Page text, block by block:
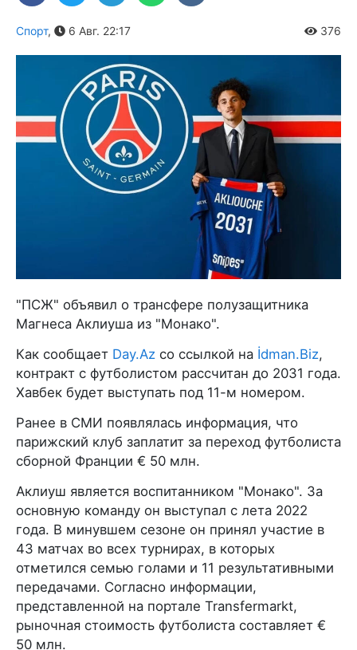
Спорт, 6 Авг. 22:17 376
"ПСЖ" объявил о трансфере полузащитника
Магнеса Аклиуша из "Монако".
Как сообщает Day.Az со ссылкой на İdman.Biz,
контракт с футболистом рассчитан до 2031 года.
Хавбек будет выступать под 11-м номером.
Ранее в СМИ появлялась информация, что
парижский клуб заплатит за переход футболиста
сборной Франции € 50 млн.
Аклиуш является воспитанником "Монако". За
основную команду он выступал с лета 2022
года. В минувшем сезоне он принял участие в
43 матчах во всех турнирах, в которых
отметился семью голами и 11 результативными
передачами. Согласно информации,
представленной на портале Transfermarkt,
рыночная стоимость футболиста составляет €
50 млн.